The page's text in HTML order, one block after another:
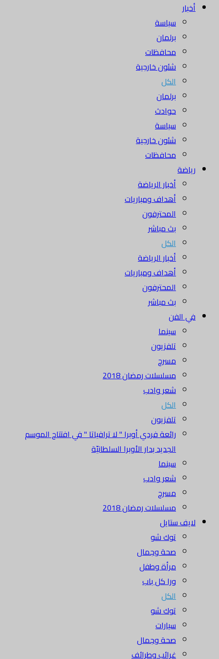
أخبار
سياسة
برلمان
محافظات
شئون خارجية
الكل
برلمان
حوادث
سياسة
شئون خارجية
محافظات
رياضة
أخبار الرياضة
أهداف ومباريات
المحترفون
بث مباشر
الكل
أخبار الرياضة
أهداف ومباريات
المحترفون
بث مباشر
في الفن
سينما
تلفزيون
مسرح
مسلسلات رمضان 2018
شعر وادب
الكل
تلفزيون
رائعة فردي أوبرا " لا ترافياتا " في افتتاح الموسم
الجديد بدار الأوبرا السلطانيّة
سينما
شعر وادب
مسرح
مسلسلات رمضان 2018
لايف ستايل
توك شو
صحة وجمال
مرأة وطفل
ورا كل باب
الكل
توك شو
سيارات
صحة وجمال
غرائب وطرائف